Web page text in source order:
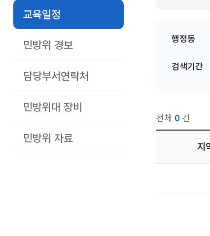
교육일정
민방위 경보
담당부서연락처
민방위대 장비
민방위 자료
행정동
검색기간
전체 0 건
번호, 지역, 교
지